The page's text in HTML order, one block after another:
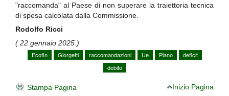
"raccomanda" al Paese di non superare la traiettoria tecnica
di spesa calcolata dalla Commissione.
Rodolfo Ricci
( 22 gennaio 2025 )
Ecofin
Giorgetti raccomandazioni Ue Piano
deficit
debito
Stampa Pagina Inizio Pagina